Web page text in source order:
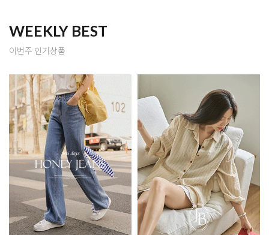
WEEKLY BEST
이번주 인기상품